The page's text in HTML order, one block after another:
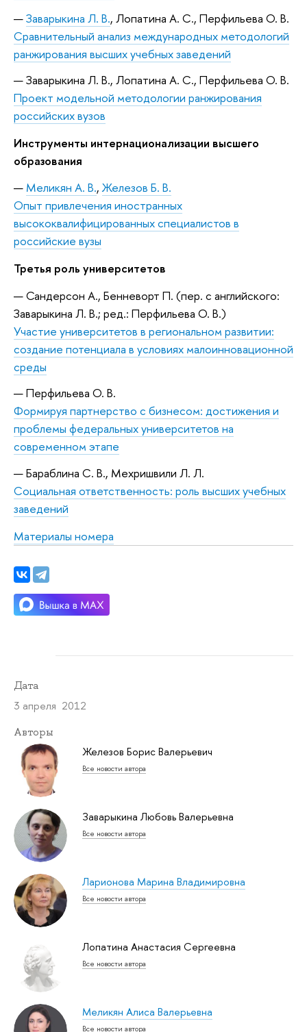
Заварыкина Л. В., Лопатина А. С., Перфильева О. В.
Сравнительный анализ международных методологий
ранжирования высших учебных заведений
Заварыкина Л. В., Лопатина А. С., Перфильева О. В.
Проект модельной методологии ранжирования
российских вузов
Инструменты интернационализации высшего
образования
Меликян А. В.,Железов Б. В.
Опыт привлечения иностранных
высококвалифицированных специалистов в
российские вузы
Третья роль университетов
Сандерсон А., Бенневорт П. (пер. с английского:
Заварыкина Л. В.; ред.: Перфильева О. В.)
Участие университетов в региональном развитии:
создание потенциала в условиях малоинновационной
среды
Перфильева О. В.
Формируя партнерство с бизнесом: достижения и
проблемы федеральных университетов на
современном этапе
Бараблина С. В., Мехришвили Л. Л.
Социальная ответственность: роль высших учебных
заведений
Материалы номера
Дата
3 апреля 2012
Авторы
Железов Борис Валерьевич
Все новости автора
Заварыкина Любовь Валерьевна
Все новости автора
Ларионова Марина Владимировна
Все новости автора
Лопатина Анастасия Сергеевна
Все новости автора
Меликян Алиса Валерьевна
Все новости автора